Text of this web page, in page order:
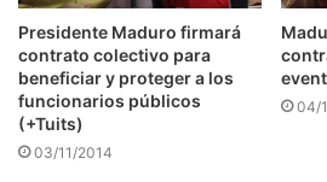
Presidente Maduro firmará
contrato colectivo para
beneficiar y proteger a los
funcionarios públicos
(+Tuits)
03/11/2014
04/